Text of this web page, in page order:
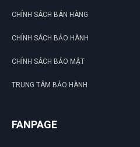
CHÍNH SÁCH BÁN HÀNG
CHÍNH SÁCH BẢO HÀNH
CHÍNH SÁCH BẢO MẬT
TRUNG TÂM BẢO HÀNH
FANPAGE